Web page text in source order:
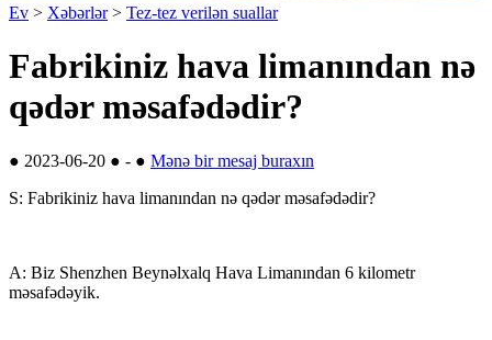
Ev > Xəbərlər > Tez-tez verilən suallar
Fabrikiniz hava limanından nə
qədər məsafədədir?
● 2023-06-20 ● - ● Mənə bir mesaj buraxın
S: Fabrikiniz hava limanından nə qədər məsafədədir?
A: Biz Shenzhen Beynəlxalq Hava Limanından 6 kilometr
məsafədəyik.